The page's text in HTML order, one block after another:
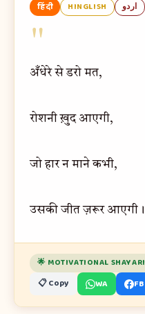
हिंदी HINGLISH اردو
"
अँधेरे से डरो मत,
रोशनी ख़ुद आएगी,
जो हार न माने कभी,
उसकी जीत ज़रूर आएगी।
🌟 MOTIVATIONAL SHAYARI
📋 Copy WA FB